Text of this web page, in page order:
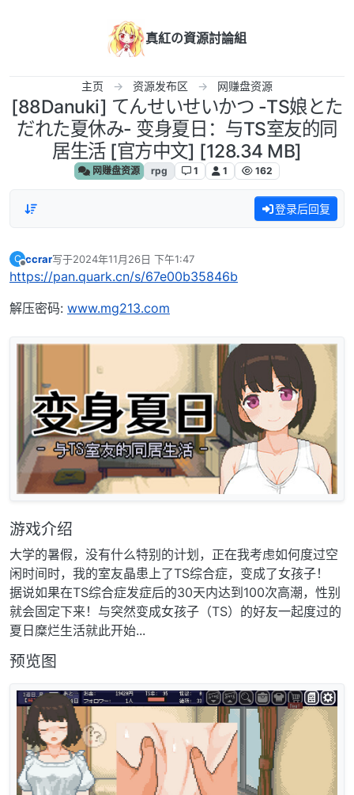
真紅の資源討論組
主页 资源发布区 网赚盘资源
[88Danuki] てんせいせいかつ -TS娘とた
だれた夏休み- 变身夏日：与TS室友的同
居生活 [官方中文] [128.34 MB]
网赚盘资源 rpg 1 1 162
登录后回复
C
离线
ccrar写于2024年11月26日 下午1:47
最后由 编辑
https://pan.quark.cn/s/67e00b35846b
解压密码: www.mg213.com
游戏介绍
大学的暑假，没有什么特别的计划，正在我考虑如何度过空
闲时间时，我的室友晶患上了TS综合症，变成了女孩子！
据说如果在TS综合症发症后的30天内达到100次高潮，性别
就会固定下来！与突然变成女孩子（TS）的好友一起度过的
夏日糜烂生活就此开始...
预览图